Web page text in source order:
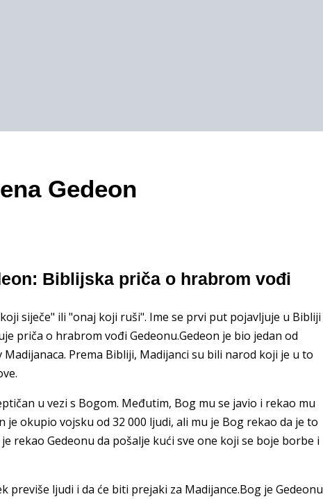
Gedeon
Biblijska priča o hrabrom vođi
siječe" ili "onaj koji ruši". Ime se prvi put pojavljuje u Bibliji
priča o hrabrom vođi Gedeonu.Gedeon je bio jedan od
Prema Bibliji, Madijanci su bili narod koji je u to
u vezi s Bogom. Međutim, Bog mu se javio i rekao mu
okupio vojsku od 32 000 ljudi, ali mu je Bog rekao da je to
rekao Gedeonu da pošalje kući sve one koji se boje borbe i
previše ljudi i da će biti prejaki za Madijance.Bog je Gedeonu